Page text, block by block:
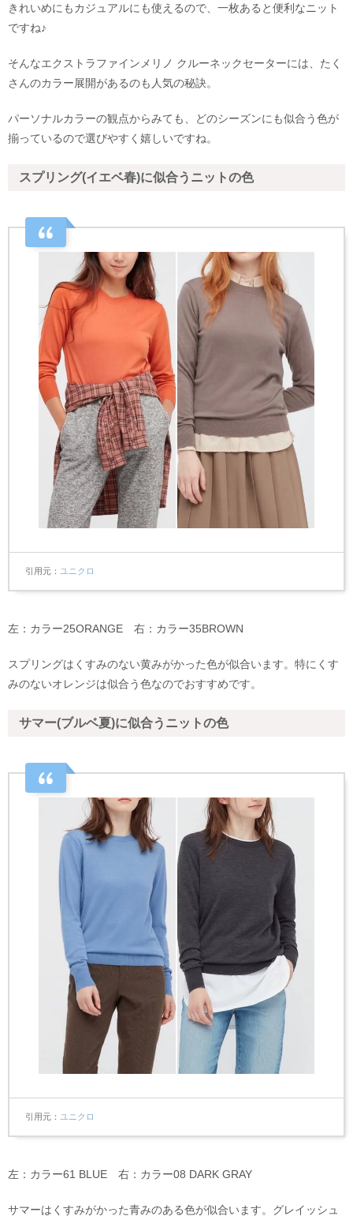
きれいめにもカジュアルにも使えるので、一枚あると便利なニット
ですね♪
そんなエクストラファインメリノ クルーネックセーターには、たく
さんのカラー展開があるのも人気の秘訣。
パーソナルカラーの観点からみても、どのシーズンにも似合う色が
揃っているので選びやすく嬉しいですね。
スプリング(イエベ春)に似合うニットの色
引用元 ユニクロ
左：カラー25ORANGE 右：カラー35BROWN
スプリングはくすみのない黄みがかった色が似合います。特にくす
みのないオレンジは似合う色なのでおすすめです。
サマー(ブルベ夏)に似合うニットの色
引用元 ユニクロ
左：カラー61 BLUE 右：カラー08 DARK GRAY
サマーはくすみがかった青みのある色が似合います。グレイッシュ